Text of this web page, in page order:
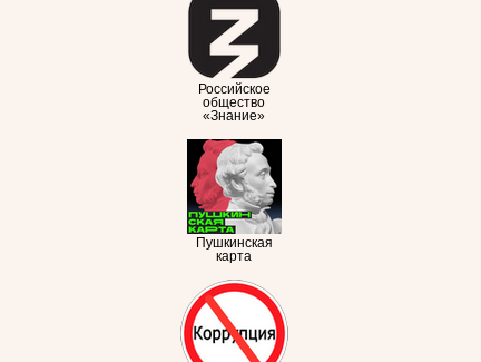
Российское
общество
«Знание»
Пушкинская
карта